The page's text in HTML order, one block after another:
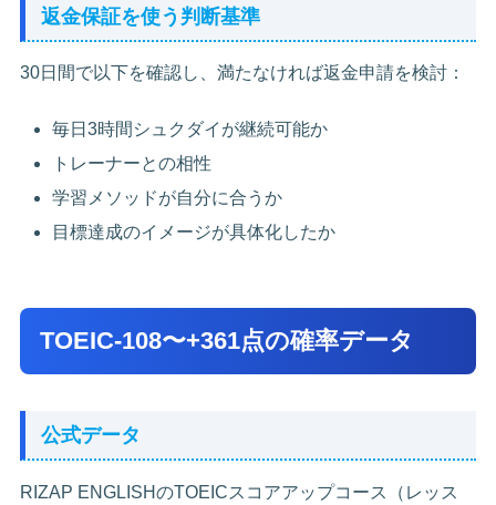
返金保証を使う判断基準
30日間で以下を確認し、満たなければ返金申請を検討：
毎日3時間シュクダイが継続可能か
トレーナーとの相性
学習メソッドが自分に合うか
目標達成のイメージが具体化したか
TOEIC-108〜+361点の確率データ
公式データ
RIZAP ENGLISHのTOEICスコアアップコース（レッス